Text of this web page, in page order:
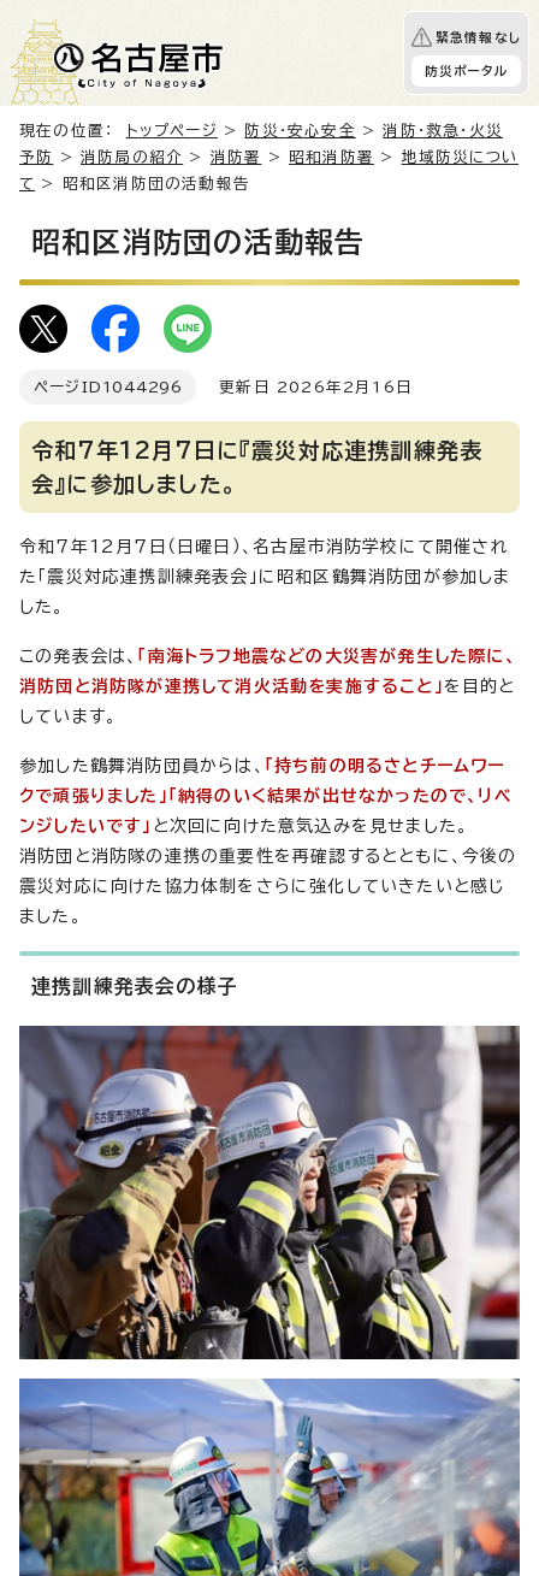
緊急情報なし
防災ポータル
現在の位置： トップページ > 防災・安心安全 >消防・救急・火災
予防
>消防局の紹介 > 消防署 > 昭和消防署 > 地域防災につい
て
> 昭和区消防団の活動報告
昭和区消防団の活動報告
ページID 1044296 更新日 2026年2月16日
令和7年12月7日に『震災対応連携訓練発表
会』に参加しました。
令和7年12月7日（日曜日）、名古屋市消防学校にて開催され
た「震災対応連携訓練発表会」に昭和区鶴舞消防団が参加しま
した。
この発表会は、 「南海トラフ地震などの大災害が発生した際に、
消防団と消防隊が連携して消火活動を実施すること」 を目的と
しています。
参加した鶴舞消防団員からは、 「持ち前の明るさとチームワー
クで頑張りました」「納得のいく結果が出せなかったので、リベ
ンジしたいです」 と次回に向けた意気込みを見せました。
消防団と消防隊の連携の重要性を再確認するとともに、今後の
震災対応に向けた協力体制をさらに強化していきたいと感じ
ました。
連携訓練発表会の様子